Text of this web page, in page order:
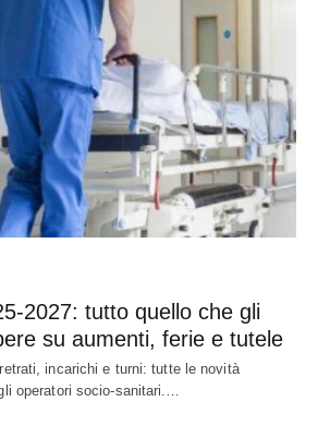
2027: tutto quello che gli
su aumenti, ferie e tutele
incarichi e turni: tutte le novità
operatori socio-sanitari.…